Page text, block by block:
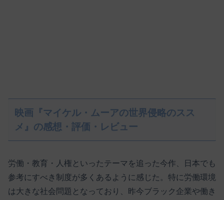
映画『マイケル・ムーアの世界侵略のスス
メ』の感想・評価・レビュー
労働・教育・人権といったテーマを追った今作、日本でも
参考にすべき制度が多くあるように感じた。特に労働環境
は大きな社会問題となっており、昨今ブラック企業や働き